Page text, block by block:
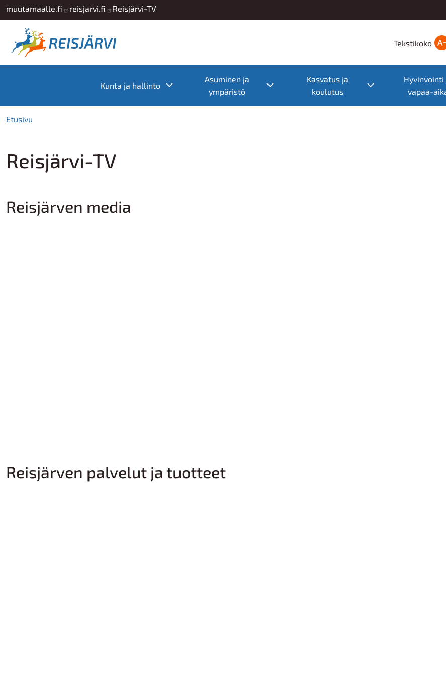
Hyppää pääsisältöön
muutamaalle.fi reisjarvi.fi Reisjärvi-TV
Tekstikoko
Kunta ja hallinto Toggle submenu
Asuminen ja
ympäristö
Toggle submenu
Kasvatus ja
koulutus
Toggle submenu
Hyvinvointi
vapaa-
Etusivu
Reisjärvi-TV
Reisjärven media
Reisjärven palvelut ja tuotteet